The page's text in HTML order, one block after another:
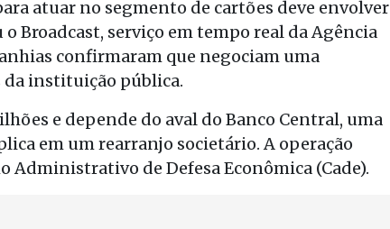
atuar no segmento de cartões deve envolver
Broadcast, serviço em tempo real da Agência
confirmaram que negociam uma
da instituição pública.
e depende do aval do Banco Central, uma
em um rearranjo societário. A operação
Administrativo de Defesa Econômica (Cade).